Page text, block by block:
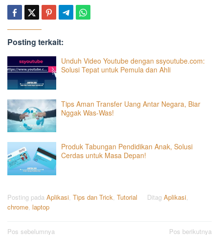
Posting terkait:
Unduh Video Youtube dengan ssyoutube.com:
Solusi Tepat untuk Pemula dan Ahli
Tips Aman Transfer Uang Antar Negara, Biar
Nggak Was-Was!
Produk Tabungan Pendidikan Anak, Solusi
Cerdas untuk Masa Depan!
Posting pada Aplikasi Tips dan Trick Tutorial Ditag Aplikasi
chrome laptop
Pos sebelumnya
Pos berikutnya